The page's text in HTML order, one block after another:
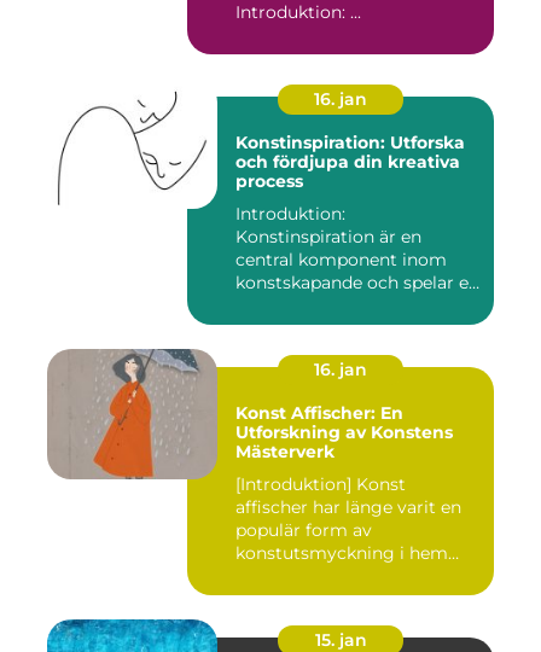
Introduktion: ...
16. jan
Konstinspiration: Utforska
och fördjupa din kreativa
process
Introduktion:
Konstinspiration är en
central komponent inom
konstskapande och spelar en
16. jan
Konst Affischer: En
Utforskning av Konstens
Mästerverk
[Introduktion] Konst
affischer har länge varit en
populär form av
konstutsmyckning i hem
15. jan